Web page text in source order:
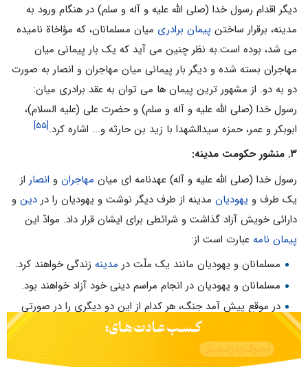
دیگر اقدام رسول خدا (صلى الله علیه و آله و سلم) در هنگام ورود به
مدینه، برقرار ساختن پیمان برادری میان مسلمانان، که مؤاخاة نامیده
می شد، بوده است.به نظر چنین می آید که یک بار پیمانی میان
مهاجران بسته شده و دیگر بار پیمانی میان مهاجران و انصار به صورت
دو به دو. از مشهور ترین پیمان ها می توان به عقد برادری میان:
رسول خدا (صلى الله علیه و آله و سلم) و حضرت علی (علیه السلام)،
ابوبکر و عمر، حمزه سیدالشهدا با زید بن حارثه و... اشاره کرد.[۵۵]
۳. منشور حکومت مدینه:
رسول خدا (صلی الله علیه و آله) عهدنامه ای میان مهاجران و انصار از
یک طرف و یهودیان مدینه از طرف دیگر نوشت و یهودیان را در دین و
دارائی خویش آزاد گذاشت و شرائطی برای ایشان قرار داد. موادّ این
پیمان نامه عبارت است از:
مسلمانان و یهودیان مانند یک ملّت در مدینهزندگی خواهند کرد.
مسلمانان و یهودیان در انجام مراسم دینی خود آزاد خواهند بود.
در موقع پیش آمد جنگ، هر کدام از این دو دیگری را در صورتی
که متجاوز نباشد، علیه دشمن کمک خواهد داد.
هر گاه مدینه مورد حمله و تاخت و تاز دشمن قرار گیرد، هر دو با